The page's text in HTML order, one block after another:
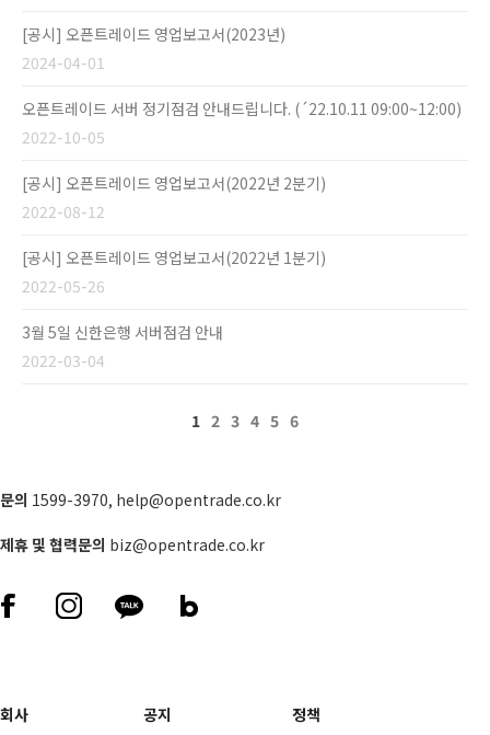
[공시] 오픈트레이드 영업보고서(2023년)
2024-04-01
오픈트레이드 서버 정기점검 안내드립니다. (´22.10.11 09:00~12:00)
2022-10-05
[공시] 오픈트레이드 영업보고서(2022년 2분기)
2022-08-12
[공시] 오픈트레이드 영업보고서(2022년 1분기)
2022-05-26
3월 5일 신한은행 서버점검 안내
2022-03-04
1 2 3 4 5 6
문의 1599-3970, help@opentrade.co.kr
제휴 및 협력문의 biz@opentrade.co.kr
회사 공지 정책